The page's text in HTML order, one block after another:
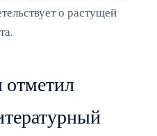
о растущей